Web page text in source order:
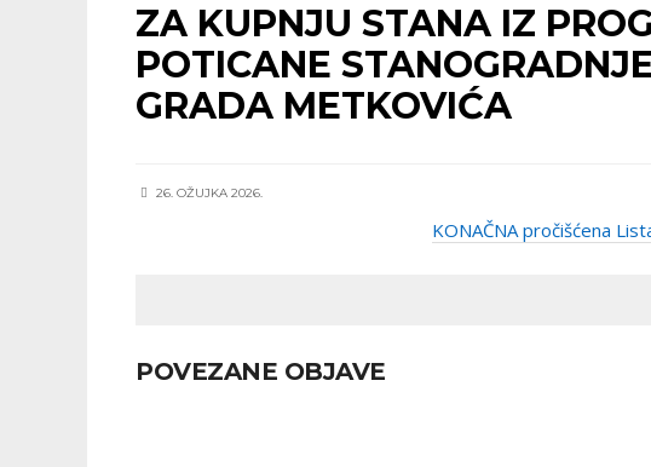
ZA KUPNJU STANA IZ
POTICANE
GRADA METKOVIĆA
26. OŽUJKA 2026.
KONAČNA pročišćena
POVEZANE OBJAVE